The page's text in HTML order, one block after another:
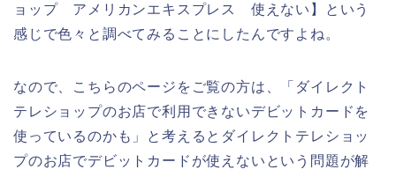
ョップ アメリカンエキスプレス 使えない】という
感じで色々と調べてみることにしたんですよね。
なので、こちらのページをご覧の方は、「ダイレクト
テレショップのお店で利用できないデビットカードを
使っているのかも」と考えるとダイレクトテレショッ
プのお店でデビットカードが使えないという問題が解